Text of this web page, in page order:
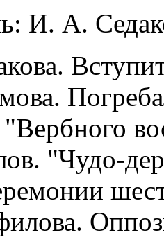
И. А.
"Вербного
"Чудо-